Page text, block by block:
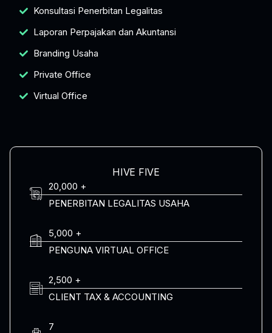
Konsultasi Penerbitan Legalitas
Laporan Perpajakan dan Akuntansi
Branding Usaha
Private Office
Virtual Office
HIVE FIVE
20,000 +
PENERBITAN LEGALITAS USAHA
5,000 +
PENGUNA VIRTUAL OFFICE
2,500 +
CLIENT TAX & ACCOUNTING
7